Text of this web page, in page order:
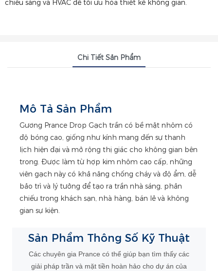
chiếu sáng và HVAC để tối ưu hóa thiết kế không gian.
Chi Tiết Sản Phẩm
Mô Tả Sản Phẩm
Gương Prance Drop Gạch trần có bề mặt nhôm có
độ bóng cao, giống như kính mang đến sự thanh
lịch hiện đại và mở rộng thị giác cho không gian bên
trong. Được làm từ hợp kim nhôm cao cấp, những
viên gạch này có khả năng chống cháy và độ ẩm, dễ
bảo trì và lý tưởng để tạo ra trần nhà sáng, phản
chiếu trong khách sạn, nhà hàng, bán lẻ và không
gian sự kiện.
Sản Phẩm Thông Số Kỹ Thuật
Các chuyên gia Prance có thể giúp bạn tìm thấy các
giải pháp trần và mặt tiền hoàn hảo cho dự án của